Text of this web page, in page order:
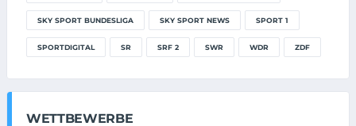
SKY SPORT BUNDESLIGA SKY SPORT NEWS SPORT 1
SPORTDIGITAL SR SRF 2 SWR WDR ZDF
WETTBEWERBE